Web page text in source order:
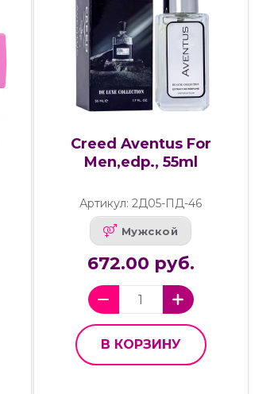
Creed Aventus For
Men,edp., 55ml
Артикул: 2Д05-ПД-46
Мужской
672.00 руб.
В КОРЗИНУ